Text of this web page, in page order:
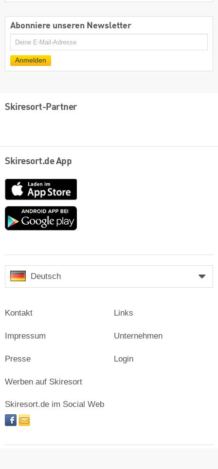
Abonniere unseren Newsletter
E-
Anmelden
Skiresort-Partner
Skiresort.de App
App
Store
Google
Deutsch
Kontakt
Impressum
Presse
Links
Unternehmen
Login
Werben auf Skiresort
Skiresort.de im Social Web
facebooknewsletter